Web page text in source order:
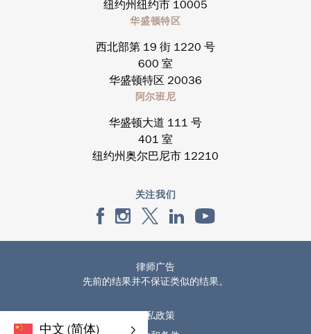
中文 (简体)
纽约州纽约市 10005
华盛顿特区
西北部第 19 街 1220 号
600 室
华盛顿特区 20036
阿尔班尼
华盛顿大道 111 号
401 室
纽约州奥尔巴尼市 12210
关注我们
律师广告
先前的结果并不保证类似的结果。
隐私政策